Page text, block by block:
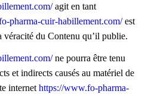
agit en tant
pharma-cuir-habillement.com/est
véracité du Contenu qu’il publie.
ne pourra être tenu
et indirects causés au matériel de
internet https://www.fo-pharma-